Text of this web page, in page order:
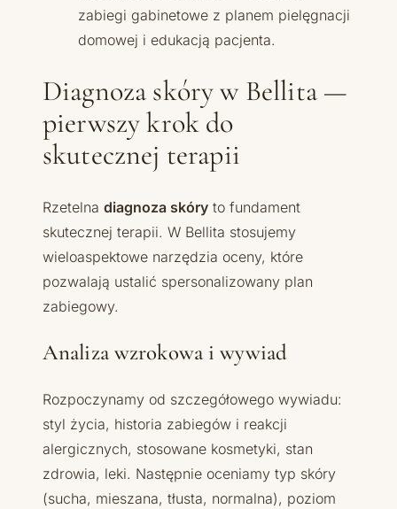
zabiegi gabinetowe z planem pielęgnacji
domowej i edukacją pacjenta.
Diagnoza skóry w Bellita —
pierwszy krok do
skutecznej terapii
Rzetelna diagnoza skóry to fundament
skutecznej terapii. W Bellita stosujemy
wieloaspektowe narzędzia oceny, które
pozwalają ustalić spersonalizowany plan
zabiegowy.
Analiza wzrokowa i wywiad
Rozpoczynamy od szczegółowego wywiadu:
styl życia, historia zabiegów i reakcji
alergicznych, stosowane kosmetyki, stan
zdrowia, leki. Następnie oceniamy typ skóry
(sucha, mieszana, tłusta, normalna), poziom